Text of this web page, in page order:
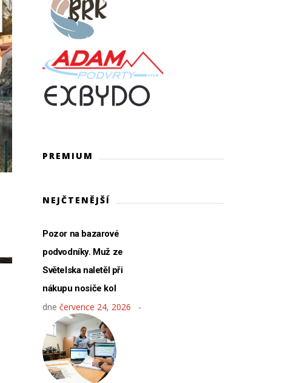
PREMIUM
NEJČTENĚJŠÍ
Pozor na bazarové
podvodníky. Muž ze
Světelska naletěl při
nákupu nosiče kol
dne července 24, 2026